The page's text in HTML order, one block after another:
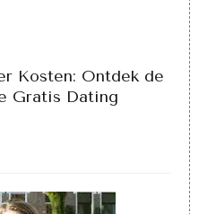
Kosten: Ontdek de
Gratis Dating